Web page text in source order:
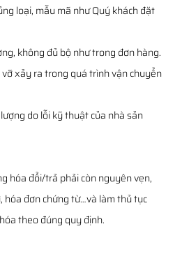
loại, mẫu mã như Quý khách đặt
không đủ bộ như trong đơn hàng.
xảy ra trong quá trình vận chuyển
do lỗi kỹ thuật của nhà sản
hóa đổi/trả phải còn nguyên vẹn,
hóa đơn chứng từ…và làm thủ tục
theo đúng quy định.